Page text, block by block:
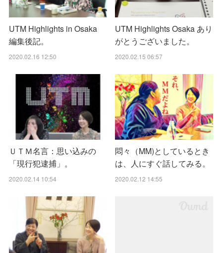
UTM Highlights in Osaka
編集後記。
2020.02.16 12:50
UTM Highlights Osaka あり
がとうございました。
2020.02.15 06:57
ＵＴＭ名言：思い込みの
「現行犯逮捕」。
2020.02.14 10:54
悶々（MM)としているとき
は、人にすぐ話してみる。
2020.02.12 14:55